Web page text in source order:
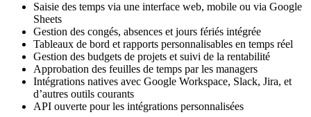
Saisie des temps via une interface web, mobile ou via Google
Sheets
Gestion des congés, absences et jours fériés intégrée
Tableaux de bord et rapports personnalisables en temps réel
Gestion des budgets de projets et suivi de la rentabilité
Approbation des feuilles de temps par les managers
Intégrations natives avec Google Workspace, Slack, Jira, et
d’autres outils courants
API ouverte pour les intégrations personnalisées